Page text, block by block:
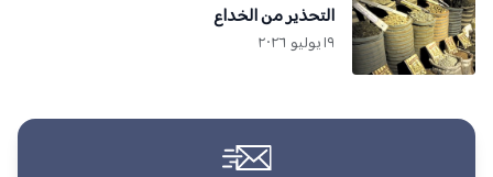
التحذير من الخداع
١٩ يوليو ٢٠٢٦